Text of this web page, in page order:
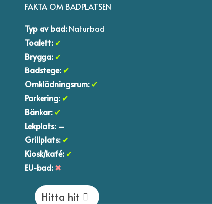
FAKTA OM BADPLATSEN
Typ av bad:Naturbad
Toalett: ✔
Brygga: ✔
Badstege: ✔
Omklädningsrum: ✔
Parkering: ✔
Bänkar: ✔
Lekplats:–
Grillplats: ✔
Kiosk/kafé: ✔
EU-bad: ✖
Hitta hit